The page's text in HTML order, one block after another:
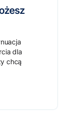
dla
chcą